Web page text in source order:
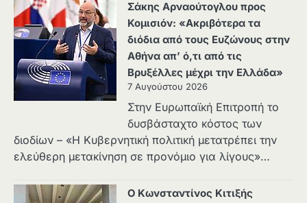
Σάκης Αρναούτογλου προς
Κομισιόν: «Ακριβότερα τα
διόδια από τους Ευζώνους στην
Αθήνα απ’ ό,τι από τις
Βρυξέλλες μέχρι την Ελλάδα»
7 Αυγούστου 2026
Στην Ευρωπαϊκή Επιτροπή το
δυσβάσταχτο κόστος των
διοδίων – «Η Κυβερνητική πολιτική μετατρέπει την
ελεύθερη μετακίνηση σε προνόμιο για λίγους»…
Ο Κωνσταντίνος Κιτιξής